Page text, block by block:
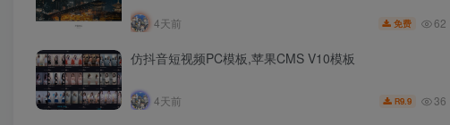
4天前 免费 62
仿抖音短视频PC模板,苹果CMS V10模板
4天前 R9.9 36